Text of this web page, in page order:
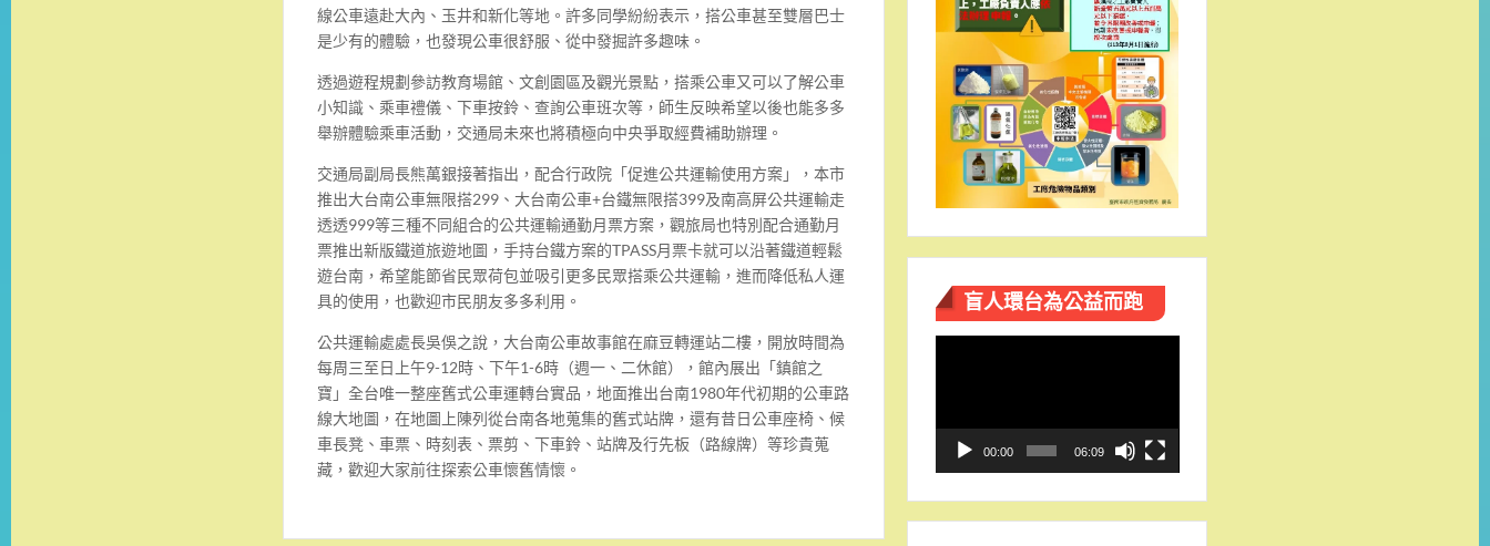
線公車遠赴大內、玉井和新化等地。許多同學紛紛表示， 搭公車甚至雙層巴士
是少有的體驗，也發現公車很舒服、 從中發掘許多趣味。
透過遊程規劃參訪教育場館、文創園區及觀光景點， 搭乘公車又可以了解公車
小知識、乘車禮儀、下車按鈴、 查詢公車班次等，師生反映希望以後也能多多
舉辦體驗乘車活動， 交通局未來也將積極向中央爭取經費補助辦理。
交通局副局長熊萬銀接著指出， 配合行政院「促進公共運輸使用方案」，本市
推出大台南公車無限搭299、 大台南公車+台鐵無限搭399及南高屏公共運輸走
透透999等三種不同組合的公共運輸通勤月票方案， 觀旅局也特別配合通勤月
票推出新版鐵道旅遊地圖，手持台鐵方案的TPASS月票卡就可以沿著鐵道輕鬆
遊台南， 希望能節省民眾荷包並吸引更多民眾搭乘公共運輸， 進而降低私人運
具的使用，也歡迎市民朋友多多利用。
公共運輸處處長吳俁之說，大台南公車故事館在麻豆轉運站二樓， 開放時間為
每周三至日上午9-12時、下午1-6時（週一、 二休館），館內展出「鎮館之
寶」 全台唯一整座舊式公車運轉台實品，地面推出台南1980年代初期的公車路
線大地圖，在地圖上陳列從台南各地蒐集的舊式站牌， 還有昔日公車座椅、候
車長凳、車票、時刻表、票剪、下車鈴、 站牌及行先板（路線牌）等珍貴蒐
藏， 歡迎大家前往探索公車懷舊情懷。
盲人環台​為公益而跑
放
00:00 06:09